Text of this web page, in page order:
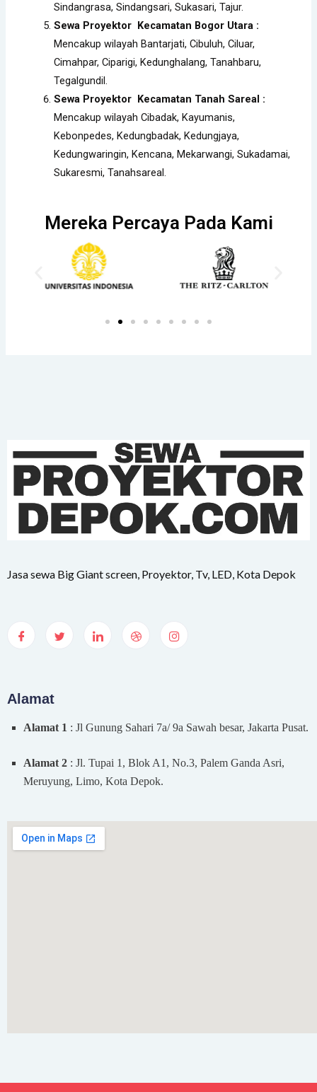
Sindangrasa, Sindangsari, Sukasari, Tajur.
Sewa Proyektor Kecamatan Bogor Utara :
Mencakup wilayah Bantarjati, Cibuluh, Ciluar,
Cimahpar, Ciparigi, Kedunghalang, Tanahbaru,
Tegalgundil.
Sewa Proyektor Kecamatan Tanah Sareal :
Mencakup wilayah Cibadak, Kayumanis,
Kebonpedes, Kedungbadak, Kedungjaya,
Kedungwaringin, Kencana, Mekarwangi, Sukadamai,
Sukaresmi, Tanahsareal.
Mereka Percaya Pada Kami
Jasa sewa Big Giant screen, Proyektor, Tv, LED, Kota Depok
Alamat
Alamat 1 : Jl Gunung Sahari 7a/ 9a Sawah besar, Jakarta Pusat.
Alamat 2 : Jl. Tupai 1, Blok A1, No.3, Palem Ganda Asri,
Meruyung, Limo, Kota Depok.